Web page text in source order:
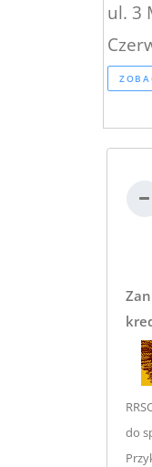
ul. 3
do